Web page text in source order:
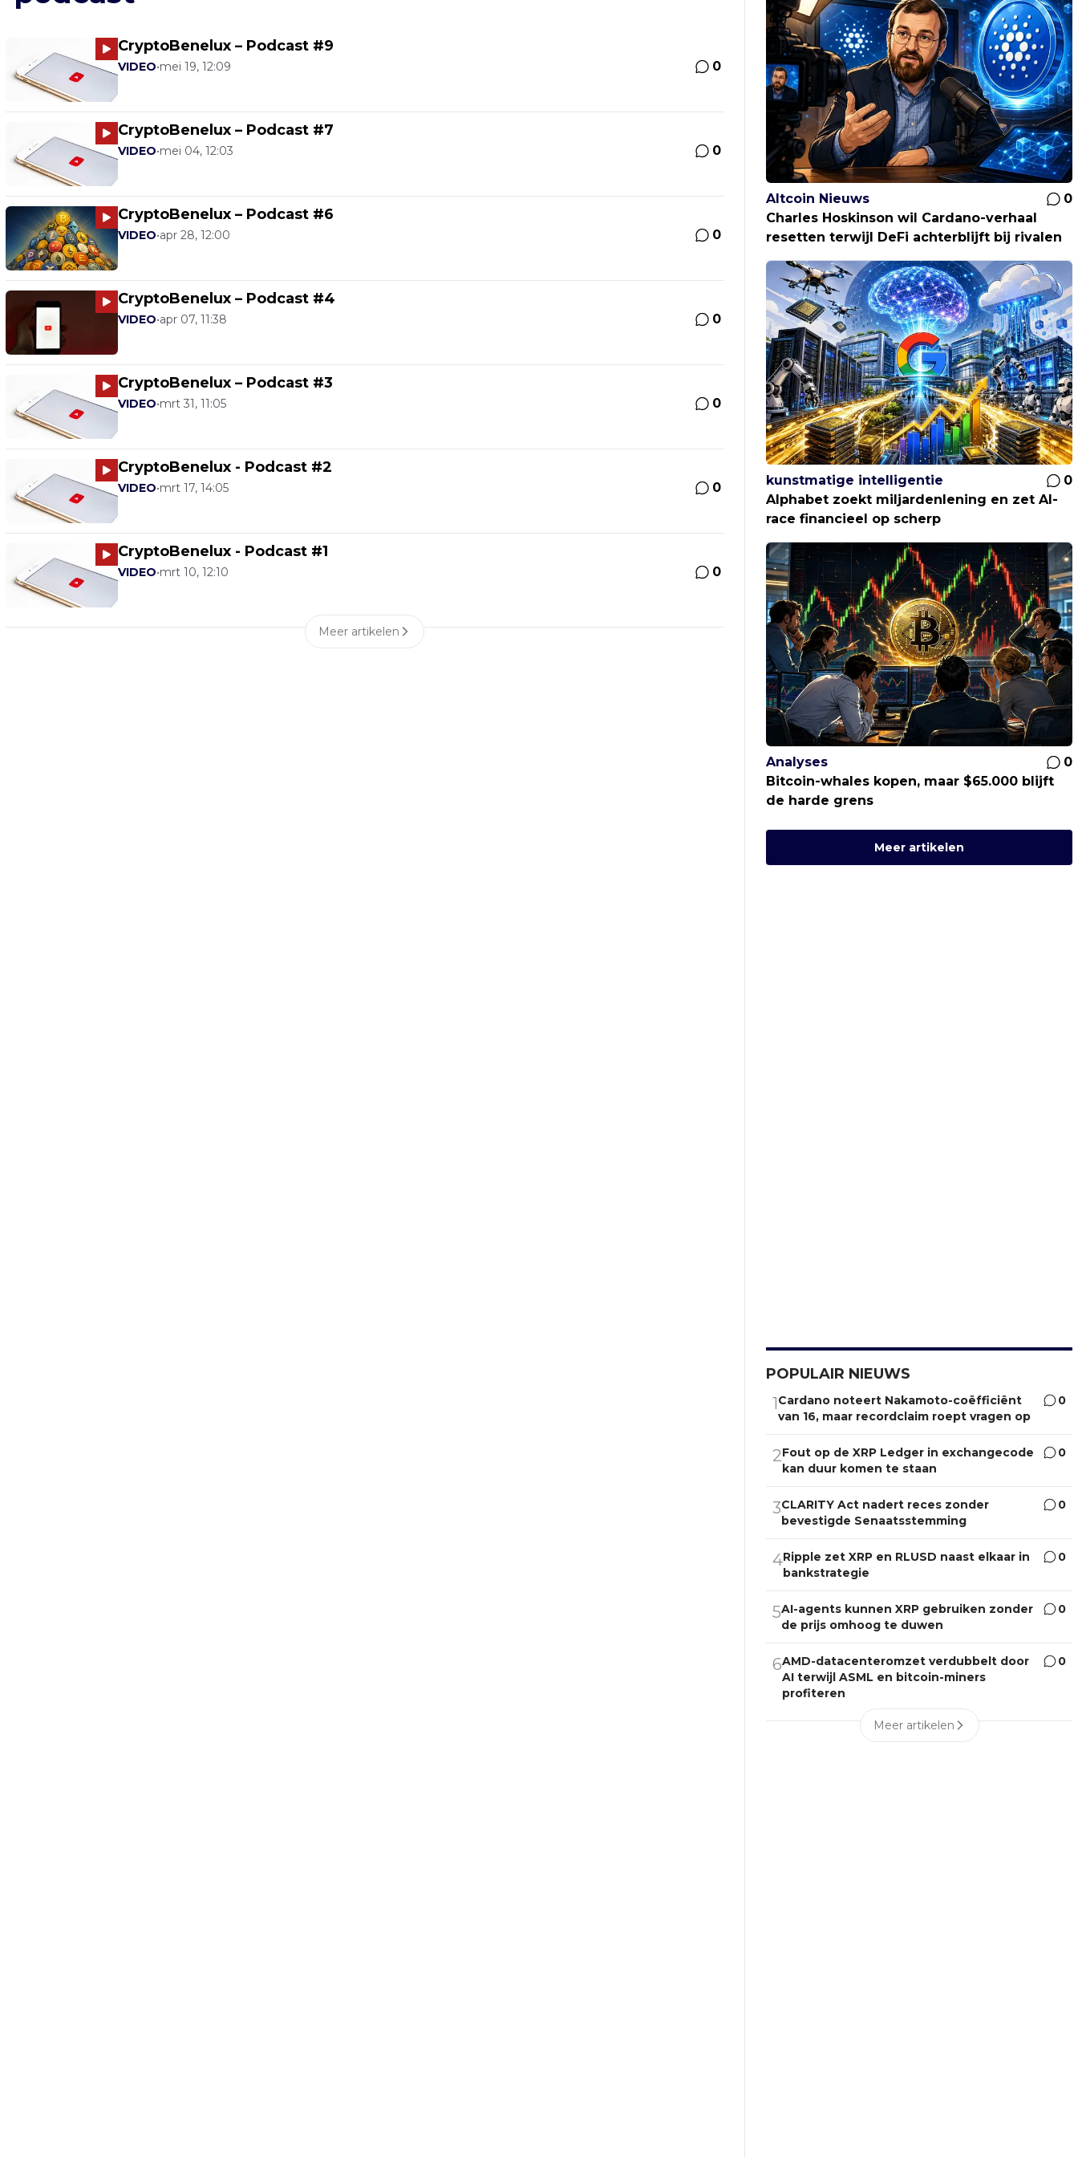
CryptoBenelux – Podcast #9
VIDEO•mei 19, 12:09 0
CryptoBenelux – Podcast #7
VIDEO•mei 04, 12:03 0
CryptoBenelux – Podcast #6
VIDEO•apr 28, 12:00 0
CryptoBenelux – Podcast #4
VIDEO•apr 07, 11:38 0
CryptoBenelux – Podcast #3
VIDEO•mrt 31, 11:05 0
CryptoBenelux - Podcast #2
VIDEO•mrt 17, 14:05 0
CryptoBenelux - Podcast #1
VIDEO•mrt 10, 12:10 0
Meer artikelen
Altcoin Nieuws
0
Charles Hoskinson wil Cardano-verhaal
resetten terwijl DeFi achterblijft bij rivalen
kunstmatige intelligentie
0
Alphabet zoekt miljardenlening en zet AI-
race financieel op scherp
Analyses
0
Bitcoin-whales kopen, maar $65.000 blijft
de harde grens
Meer artikelen
POPULAIR NIEUWS
1Cardano noteert Nakamoto-coëfficiënt
van 16, maar recordclaim roept vragen op
0
2Fout op de XRP Ledger in exchangecode
kan duur komen te staan
0
3CLARITY Act nadert reces zonder
bevestigde Senaatsstemming
0
4Ripple zet XRP en RLUSD naast elkaar in
bankstrategie
0
5AI-agents kunnen XRP gebruiken zonder
de prijs omhoog te duwen
0
6AMD-datacenteromzet verdubbelt door
AI terwijl ASML en bitcoin-miners
profiteren
0
Meer artikelen